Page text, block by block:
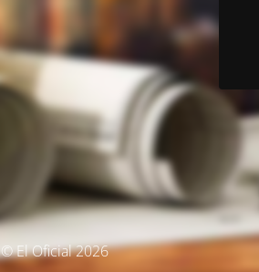
© El Oficial 2026